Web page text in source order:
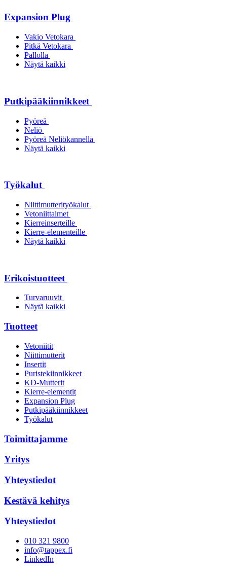
Expansion Plug
Vakio Vetokara
Pitkä Vetokara
Pallolla
Näytä kaikki
Putkipääkiinnikkeet
Pyöreä
Neliö
Pyöreä Neliökannella
Näytä kaikki
Työkalut
Niittimutterityökalut
Vetoniittaimet
Kierreinserteille
Kierre-elementeille
Näytä kaikki
Erikoistuotteet
Turvaruuvit
Näytä kaikki
Tuotteet
Vetoniitit
Niittimutterit
Insertit
Puristekiinnikkeet
KD-Mutterit
Kierre-elementit
Expansion Plug
Putkipääkiinnikkeet
Työkalut
Toimittajamme
Yritys
Yhteystiedot
Kestävä kehitys
Yhteystiedot
010 321 9800
info@tappex.fi
LinkedIn